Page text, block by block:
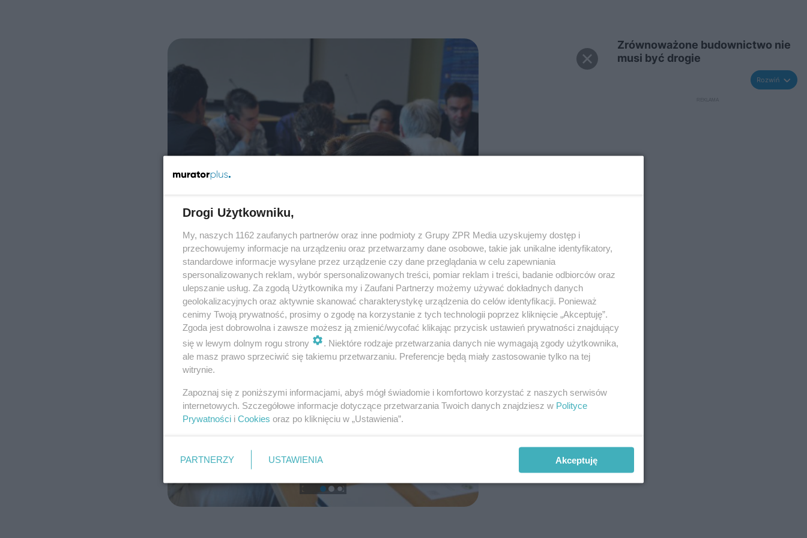
Zrównoważone budownictwo nie
musi być drogie
Rozwiń
Drogi Użytkowniku,
My, naszych 1162 zaufanych partnerów oraz inne podmioty z Grupy ZPR Media uzyskujemy dostęp i
przechowujemy informacje na urządzeniu oraz przetwarzamy dane osobowe, takie jak unikalne identyfikatory,
standardowe informacje wysyłane przez urządzenie czy dane przeglądania w celu zapewniania
spersonalizowanych reklam, wybór spersonalizowanych treści, pomiar reklam i treści, badanie odbiorców oraz
ulepszanie usług. Za zgodą Użytkownika my i Zaufani Partnerzy możemy używać dokładnych danych
geolokalizacyjnych oraz aktywnie skanować charakterystykę urządzenia do celów identyfikacji. Ponieważ
cenimy Twoją prywatność, prosimy o zgodę na korzystanie z tych technologii poprzez kliknięcie „Akceptuję”.
Zgoda jest dobrowolna i zawsze możesz ją zmienić/wycofać klikając przycisk ustawień prywatności znajdujący
się w lewym dolnym rogu strony
. Niektóre rodzaje przetwarzania danych nie wymagają zgody użytkownika,
ale masz prawo sprzeciwić się takiemu przetwarzaniu. Preferencje będą miały zastosowanie tylko na tej
witrynie.
Zapoznaj się z poniższymi informacjami, abyś mógł świadomie i komfortowo korzystać z naszych serwisów
internetowych. Szczegółowe informacje dotyczące przetwarzania Twoich danych znajdziesz w Polityce
Prywatności i Cookies oraz po kliknięciu w „Ustawienia”.
PARTNERZY USTAWIENIA Akceptuję